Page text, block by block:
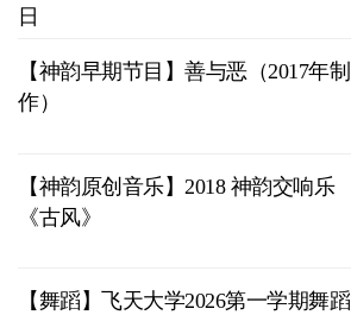
日
【神韵早期节目】善与恶（2017年制
作）
【神韵原创音乐】2018 神韵交响乐
《古风》
【舞蹈】飞天大学2026第一学期舞蹈